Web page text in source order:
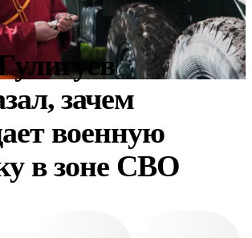
зачем
военную
в зоне СВО